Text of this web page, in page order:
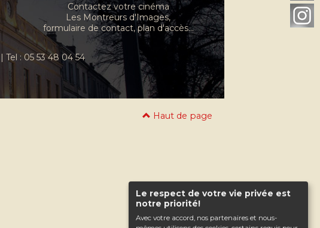
Le respect de votre vie privée est
notre priorité!
Avec votre accord, nos partenaires et nous-
Contactez votre cinéma
Les Montreurs d'Images,
formulaire de contact, plan d'accès...
| Tel : 05 53 48 04 54
Haut de page